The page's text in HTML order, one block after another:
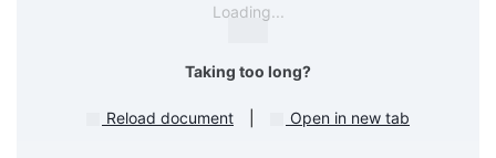
Loading...
Taking too long?
Reload document Open in new tab